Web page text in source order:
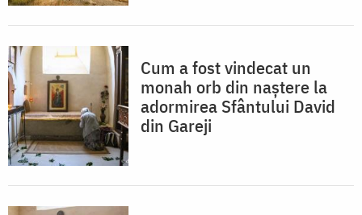
Cum a fost vindecat un
monah orb din naștere la
adormirea Sfântului David
din Gareji